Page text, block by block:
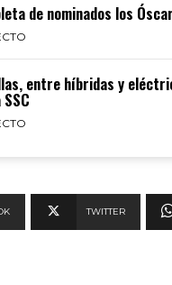
de nominados los Óscar
entre híbridas y
TWITTER